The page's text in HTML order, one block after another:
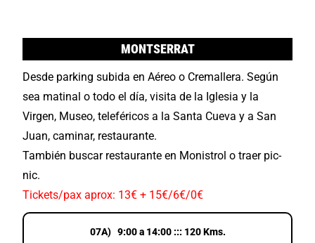
MONTSERRAT
Desde parking subida en Aéreo o Cremallera. Según
sea matinal o todo el día, visita de la Iglesia y la
Virgen, Museo, teleféricos a la Santa Cueva y a San
Juan, caminar, restaurante.
También buscar restaurante en Monistrol o traer pic-
nic.
Tickets/pax aprox: 13€ + 15€/6€/0€
07A) 9:00 a 14:00 ::: 120 Kms.